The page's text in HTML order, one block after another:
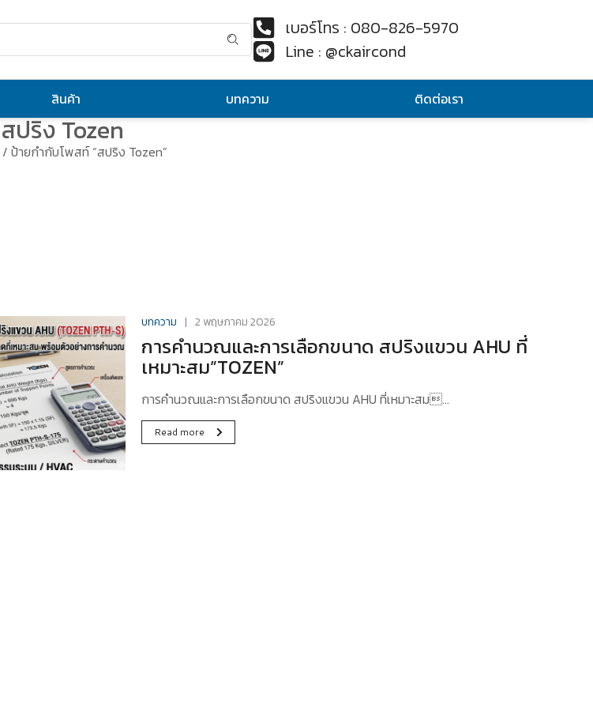
เบอร์โทร : 080-826-5970
Line : @ckaircond
สินค้า บทความ ติดต่อเรา
สปริง Tozen
/ ป้ายกำกับโพสท์ “สปริง Tozen”
บทความ 2 พฤษภาคม 2026
การคำนวณและการเลือกขนาด สปริงแขวน AHU ที่
เหมาะสม”TOZEN”
การคำนวณและการเลือกขนาด สปริงแขวน AHU ที่เหมาะสม…
Read more